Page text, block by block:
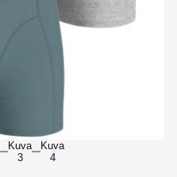
Kuva
3
Kuva
4